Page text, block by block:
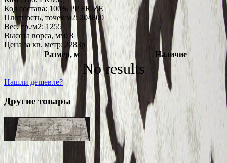
Код состава:100% PP FRIZE
Плотность, точек/м2: 204800
Вес, гр./м2:1255
Высота ворса, мм: 8
Цена за кв. метр: 2283p
Размер, м
Наличие
No results
Нашли дешевле?
Другие товары